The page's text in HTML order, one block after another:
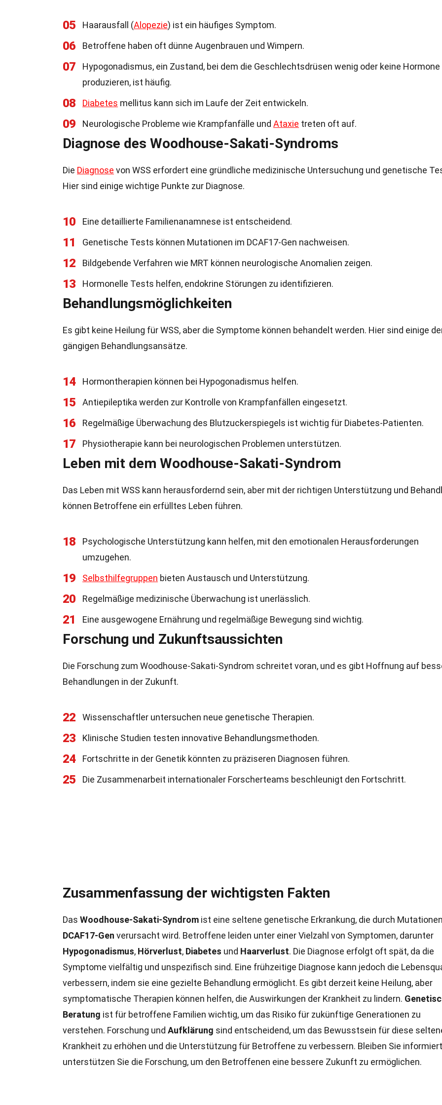
05 Haarausfall (Alopezie) ist ein häufiges Symptom.
06 Betroffene haben oft dünne Augenbrauen und Wimpern.
07
Hypogonadismus, ein Zustand, bei dem die Geschlechtsdrüsen wenig oder keine Hormone
produzieren, ist häufig.
08 Diabetes mellitus kann sich im Laufe der Zeit entwickeln.
09 Neurologische Probleme wie Krampfanfälle und Ataxie treten oft auf.
Diagnose des Woodhouse-Sakati-Syndroms
Die Diagnose von WSS erfordert eine gründliche medizinische Untersuchung und genetische
Hier sind einige wichtige Punkte zur Diagnose.
10 Eine detaillierte Familienanamnese ist entscheidend.
11 Genetische Tests können Mutationen im DCAF17-Gen nachweisen.
12 Bildgebende Verfahren wie MRT können neurologische Anomalien zeigen.
13 Hormonelle Tests helfen, endokrine Störungen zu identifizieren.
Behandlungsmöglichkeiten
Es gibt keine Heilung für WSS, aber die Symptome können behandelt werden. Hier sind einige
gängigen Behandlungsansätze.
14 Hormontherapien können bei Hypogonadismus helfen.
15 Antiepileptika werden zur Kontrolle von Krampfanfällen eingesetzt.
16 Regelmäßige Überwachung des Blutzuckerspiegels ist wichtig für Diabetes-Patienten.
17 Physiotherapie kann bei neurologischen Problemen unterstützen.
Leben mit dem Woodhouse-Sakati-Syndrom
Das Leben mit WSS kann herausfordernd sein, aber mit der richtigen Unterstützung und
können Betroffene ein erfülltes Leben führen.
18
Psychologische Unterstützung kann helfen, mit den emotionalen Herausforderungen
umzugehen.
19 Selbsthilfegruppen bieten Austausch und Unterstützung.
20 Regelmäßige medizinische Überwachung ist unerlässlich.
21 Eine ausgewogene Ernährung und regelmäßige Bewegung sind wichtig.
Forschung und Zukunftsaussichten
Die Forschung zum Woodhouse-Sakati-Syndrom schreitet voran, und es gibt Hoffnung auf
Behandlungen in der Zukunft.
22 Wissenschaftler untersuchen neue genetische Therapien.
23 Klinische Studien testen innovative Behandlungsmethoden.
24 Fortschritte in der Genetik könnten zu präziseren Diagnosen führen.
25 Die Zusammenarbeit internationaler Forscherteams beschleunigt den Fortschritt.
Zusammenfassung der wichtigsten Fakten
Das Woodhouse-Sakati-Syndrom ist eine seltene genetische Erkrankung, die durch
DCAF17-Gen verursacht wird. Betroffene leiden unter einer Vielzahl von Symptomen, darunter
Hypogonadismus, Hörverlust, Diabetes und Haarverlust. Die Diagnose erfolgt oft spät, da die
Symptome vielfältig und unspezifisch sind. Eine frühzeitige Diagnose kann jedoch die
verbessern, indem sie eine gezielte Behandlung ermöglicht. Es gibt derzeit keine Heilung, aber
symptomatische Therapien können helfen, die Auswirkungen der Krankheit zu lindern.
Beratung ist für betroffene Familien wichtig, um das Risiko für zukünftige Generationen zu
verstehen. Forschung und Aufklärung sind entscheidend, um das Bewusstsein für diese
Krankheit zu erhöhen und die Unterstützung für Betroffene zu verbessern. Bleiben Sie
unterstützen Sie die Forschung, um den Betroffenen eine bessere Zukunft zu ermöglichen.